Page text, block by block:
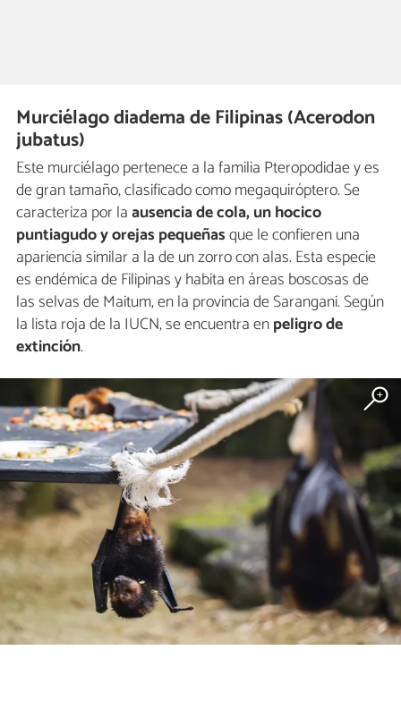
Murciélago diadema de Filipinas (Acerodon
jubatus)
Este murciélago pertenece a la familia Pteropodidae y es
de gran tamaño, clasificado como megaquiróptero. Se
caracteriza por laausencia de cola, un hocico
puntiagudo y orejas pequeñasque le confieren una
apariencia similar a la de un zorro con alas. Esta especie
es endémica de Filipinas y habita en áreas boscosas de
las selvas de Maitum, en la provincia de Sarangani. Según
la lista roja de la IUCN, se encuentra enpeligro de
extinción.